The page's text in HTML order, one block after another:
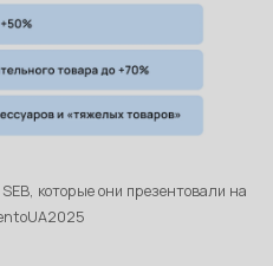
которые они презентовали на